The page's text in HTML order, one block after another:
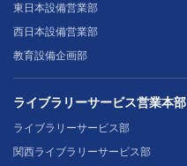
東日本設備営業部
西日本設備営業部
教育設備企画部
ライブラリーサービス営業本部
ライブラリーサービス部
関西ライブラリーサービス部